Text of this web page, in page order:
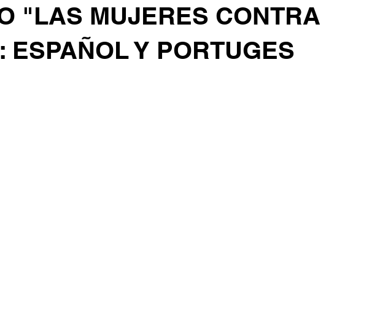
"LAS MUJERES CONTRA
ESPAÑOL Y PORTUGES